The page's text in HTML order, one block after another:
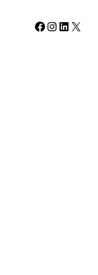
Facebook Instagram LinkedIn X